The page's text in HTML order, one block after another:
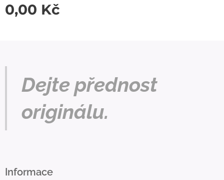
0,00 Kč
Dejte přednost
originálu.
Informace